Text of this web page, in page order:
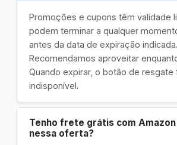
Promoções e cupons têm validade
podem terminar a qualquer
antes da data de expiração indicada.
Recomendamos aproveitar
Quando expirar, o botão de resgate
indisponível.
Tenho frete grátis com Amazon
nessa oferta?